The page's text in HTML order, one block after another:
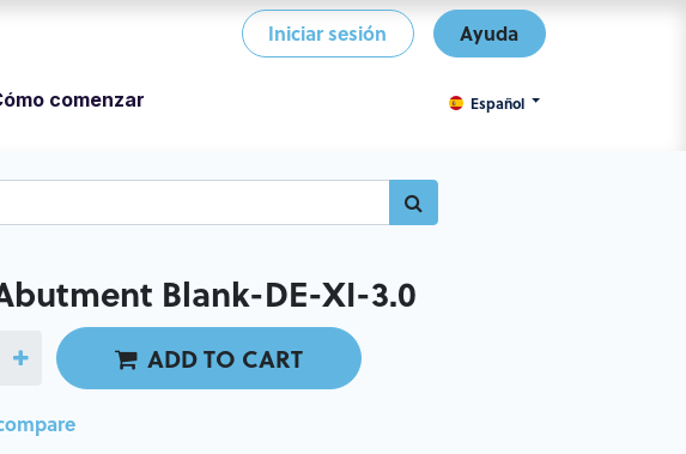
Iniciar sesión Ayuda
comenzar Español
Blank-DE-XI-3.0
ADD TO CART